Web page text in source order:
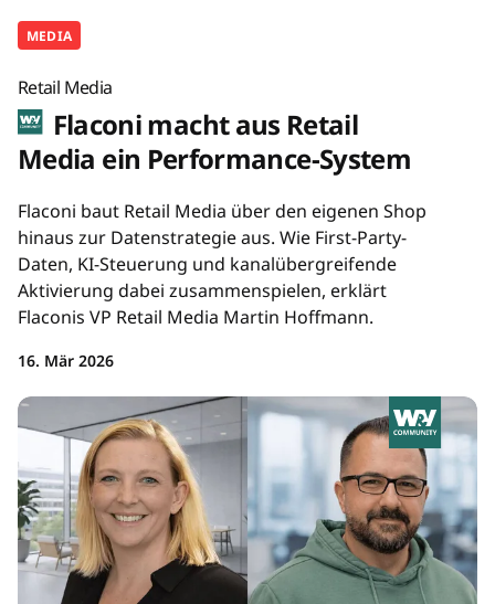
MEDIA
Retail Media
Flaconi macht aus Retail
Media ein Performance-System
Flaconi baut Retail Media über den eigenen Shop
hinaus zur Datenstrategie aus. Wie First-Party-
Daten, KI-Steuerung und kanalübergreifende
Aktivierung dabei zusammenspielen, erklärt
Flaconis VP Retail Media Martin Hoffmann.
16. Mär 2026